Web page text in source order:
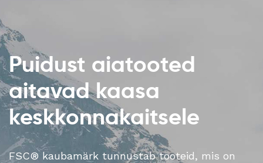
Puidust aiatooted
aitavad kaasa
keskkonnakaitsele
FSC® kaubamärk tunnustab tooteid, mis on